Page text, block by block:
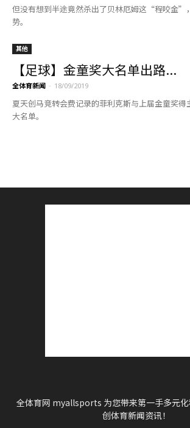
但没有想到半途竟然杀出了贝林厄姆这“程咬金”
势。
其他
【足球】金童奖大名单出路...
全体育新闻 - 18/09/2019
夏天创马竞转会费记录的菲利克斯与上届金童奖得
大名单。
全体育网 myallsports 为您带来第一手多元
创体育新闻资讯！